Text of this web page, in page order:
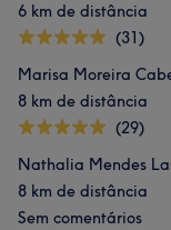
6 km de distância
(31)
Marisa Moreira
8 km de distância
(29)
Nathalia Mendes
8 km de distância
Sem comentários